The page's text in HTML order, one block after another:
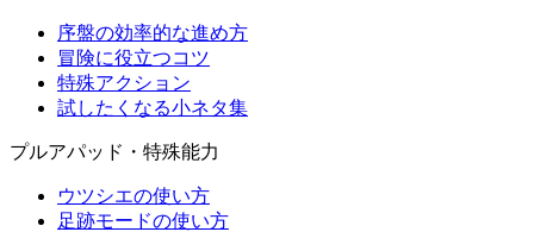
序盤の効率的な進め方
冒険に役立つコツ
特殊アクション
試したくなる小ネタ集
プルアパッド・特殊能力
ウツシエの使い方
足跡モードの使い方